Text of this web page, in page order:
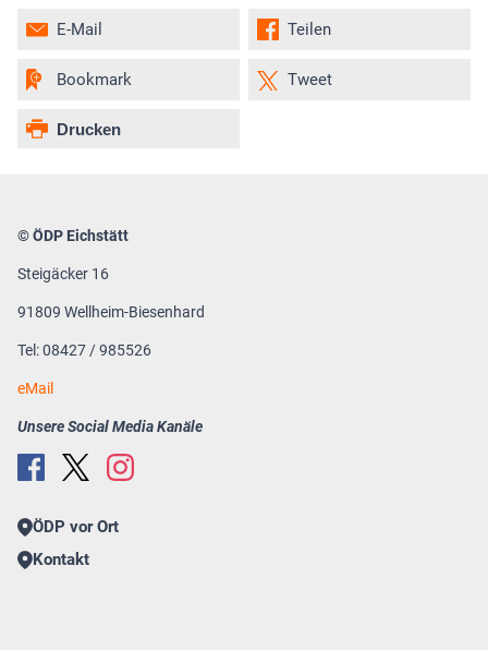
Teilen
Tweet
E-Mail
Bookmark
Drucken
© ÖDP Eichstätt
Steigäcker 16
91809 Wellheim-Biesenhard
Tel: 08427 / 985526
eMail
Unsere Social Media Kanäle
ÖDP vor Ort
Kontakt